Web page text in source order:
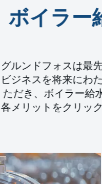
ボイラー
グルンドフォスは最
ビジネスを将来にわ
ただき、ボイラー給
各メリットをクリッ